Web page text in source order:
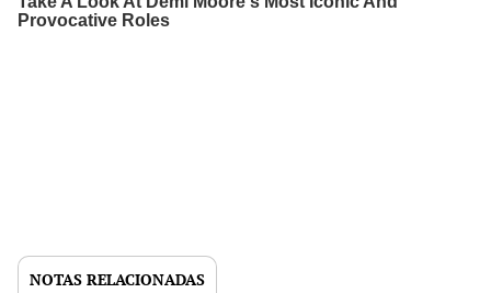
NOTAS RELACIONADAS